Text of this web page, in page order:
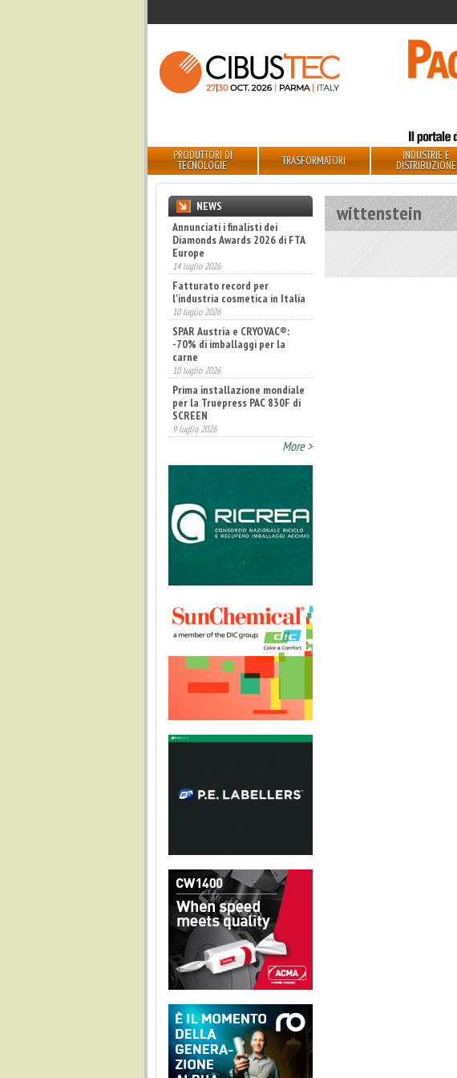
PRODUTTORI DI
TECNOLOGIE TRASFORMATORI INDUSTRIE E
DISTRIBUZIONE
wittenstein
NEWS
Annunciati i finalisti dei
Diamonds Awards 2026 di FTA
Europe
14 luglio 2026
Fatturato record per
l'industria cosmetica in Italia
10 luglio 2026
SPAR Austria e CRYOVAC®:
-70% di imballaggi per la
carne
10 luglio 2026
Prima installazione mondiale
per la Truepress PAC 830F di
SCREEN
9 luglio 2026
More >